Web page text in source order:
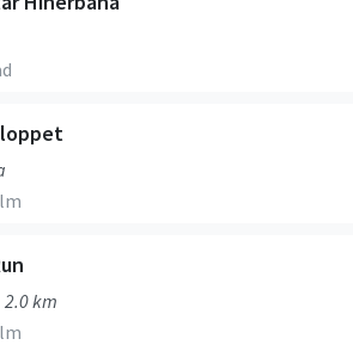
2.0 km